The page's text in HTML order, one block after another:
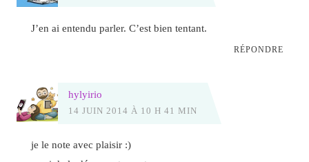
J’en ai entendu parler. C’est bien tentant.
RÉPONDRE
hylyirio
14 JUIN 2014 À 10 H 41 MIN
je le note avec plaisir :)